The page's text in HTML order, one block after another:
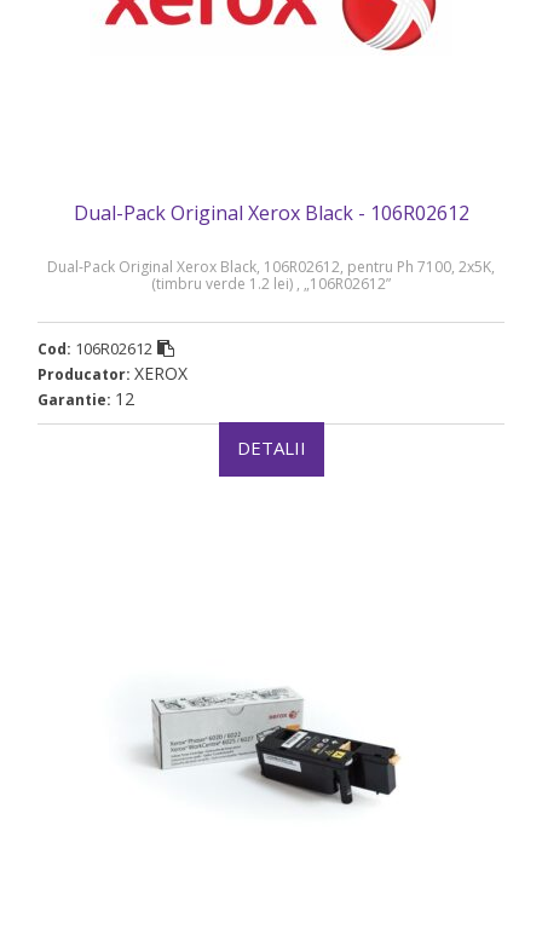
Dual-Pack Original Xerox Black - 106R02612
Dual-Pack Original Xerox Black, 106R02612, pentru Ph 7100, 2x5K,
(timbru verde 1.2 lei) , „106R02612”
Cod: 106R02612
Producator: XEROX
Garantie: 12
DETALII